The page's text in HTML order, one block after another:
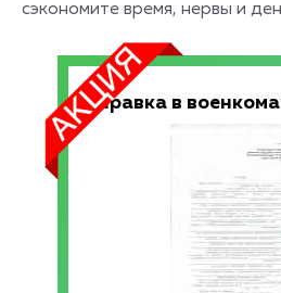
сэкономите время, нервы и
Справка в